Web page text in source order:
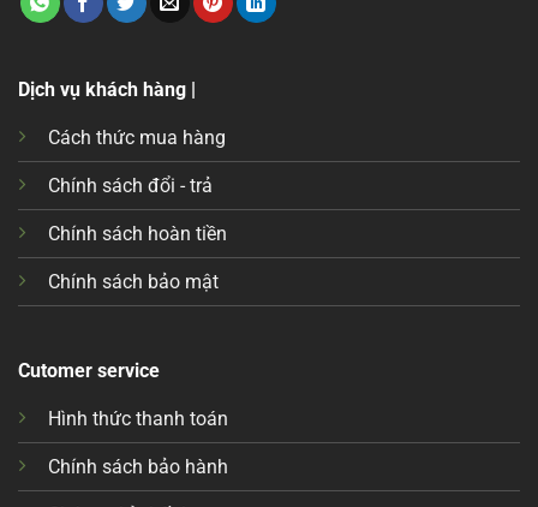
Dịch vụ khách hàng |
Cách thức mua hàng
Chính sách đổi - trả
Chính sách hoàn tiền
Chính sách bảo mật
Cutomer service
Hình thức thanh toán
Chính sách bảo hành